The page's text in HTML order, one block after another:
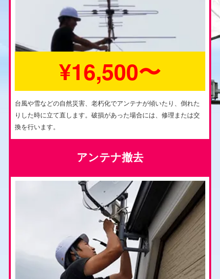
¥16,500〜
台風や雪などの自然災害、老朽化でアンテナが傾いたり、倒れた
りした時に立て直します。破損があった場合には、修理または交
換を行います。
アンテナ撤去